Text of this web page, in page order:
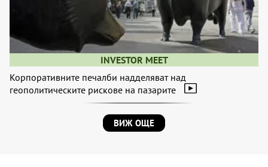
INVESTOR MEET
Корпоративните печалби надделяват над
геополитическите рискове на пазарите
ВИЖ ОЩЕ